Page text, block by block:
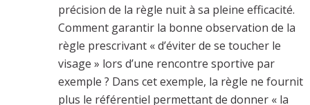
précision de la règle nuit à sa pleine efficacité.
Comment garantir la bonne observation de la
règle prescrivant « d’éviter de se toucher le
visage » lors d’une rencontre sportive par
exemple ? Dans cet exemple, la règle ne fournit
plus le référentiel permettant de donner « la